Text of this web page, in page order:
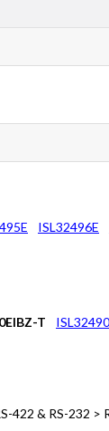
ISL32496E
T
422 & RS-232